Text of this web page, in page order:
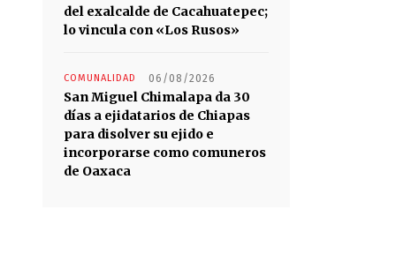
del exalcalde de Cacahuatepec;
lo vincula con «Los Rusos»
COMUNALIDAD 06/08/2026
San Miguel Chimalapa da 30
días a ejidatarios de Chiapas
para disolver su ejido e
incorporarse como comuneros
de Oaxaca